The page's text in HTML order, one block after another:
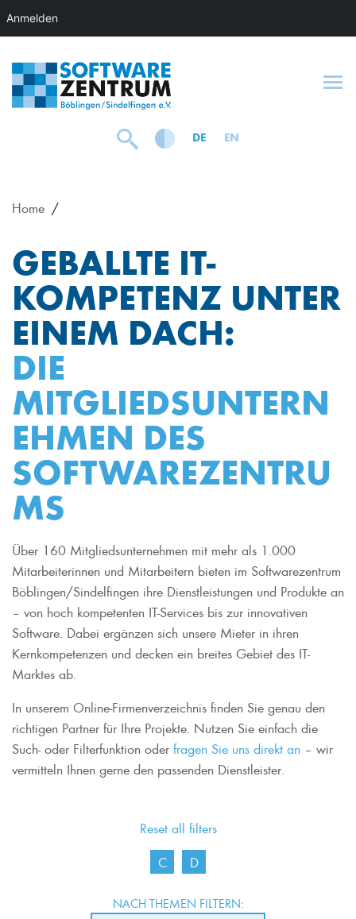
DE EN
Home
GEBALLTE IT-
KOMPETENZ UNTER
EINEM DACH:
DIE
MITGLIEDSUNTERN
EHMEN DES
SOFTWAREZENTRU
MS
Über 160 Mitgliedsunternehmen mit mehr als 1.000
Mitarbeiterinnen und Mitarbeitern bieten im Softwarezentrum
Böblingen/Sindelfingen ihre Dienstleistungen und Produkte an
– von hoch kompetenten IT-Services bis zur innovativen
Software. Dabei ergänzen sich unsere Mieter in ihren
Kernkompetenzen und decken ein breites Gebiet des IT-
Marktes ab.
In unserem Online-Firmenverzeichnis finden Sie genau den
richtigen Partner für Ihre Projekte. Nutzen Sie einfach die
Such- oder Filterfunktion oder fragen Sie uns direkt an – wir
vermitteln Ihnen gerne den passenden Dienstleister.
Reset all filters
C
D
NACH THEMEN FILTERN:
Anmelden